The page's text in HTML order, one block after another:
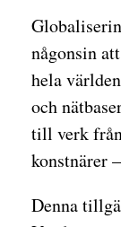
någonsin
hela
och
till verk
konstnärer
Denna